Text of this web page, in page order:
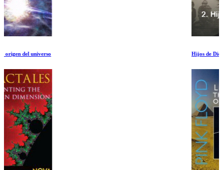
Hijos de Dios